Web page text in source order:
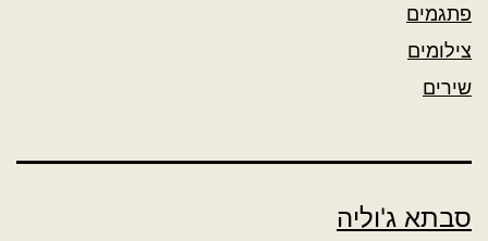
פתגמים
צילומים
שירים
סבתא ג'וליה